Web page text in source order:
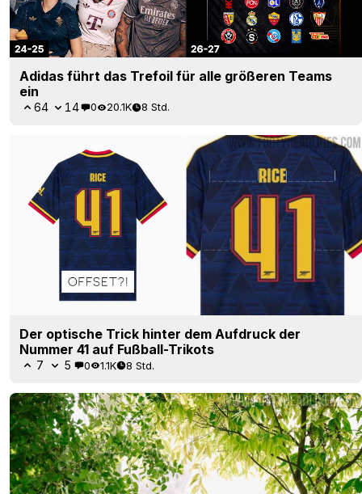
Adidas führt das Trefoil für alle größeren Teams
ein
64 14 0 20.1K 8 Std.
Der optische Trick hinter dem Aufdruck der
Nummer 41 auf Fußball-Trikots
7 5 0 1.1K 8 Std.